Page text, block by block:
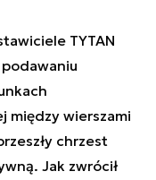
TYTAN
między wierszami
chrzest
Jak zwrócił